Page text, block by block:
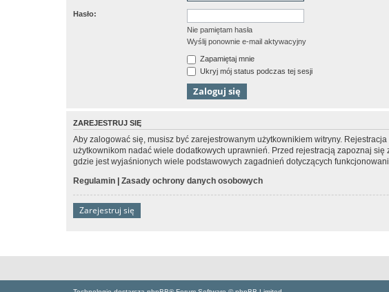
Hasło:
Nie pamiętam hasła
Wyślij ponownie e-mail aktywacyjny
Zapamiętaj mnie
Ukryj mój status podczas tej sesji
ZAREJESTRUJ SIĘ
Aby zalogować się, musisz być zarejestrowanym użytkownikiem witryny.
użytkownikom nadać wiele dodatkowych uprawnień. Przed rejestracją zapoznaj
gdzie jest wyjaśnionych wiele podstawowych zagadnień dotyczących
Regulamin | Zasady ochrony danych osobowych
Zarejestruj się